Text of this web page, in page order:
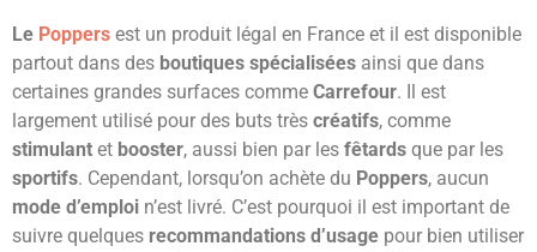
Le Poppers est un produit légal en France et il est disponible
partout dans des boutiques spécialisées ainsi que dans
certaines grandes surfaces comme Carrefour. Il est
largement utilisé pour des buts très créatifs, comme
stimulant et booster, aussi bien par les fêtards que par les
sportifs. Cependant, lorsqu’on achète du Poppers, aucun
mode d’emploi n’est livré. C’est pourquoi il est important de
suivre quelques recommandations d’usage pour bien utiliser